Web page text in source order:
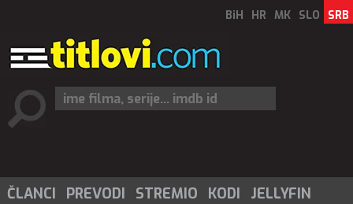
BiH HR MK SLO SRB
ČLANCI PREVODI STREMIO KODI
JELLYFIN